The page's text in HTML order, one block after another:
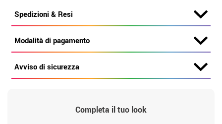
Spedizioni & Resi
Modalità di pagamento
Avviso di sicurezza
Completa il tuo look